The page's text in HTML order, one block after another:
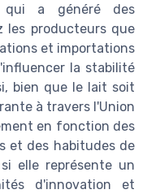
qui a généré des
producteurs que
et importations
la stabilité
bien que le lait soit
à travers l'Union
en fonction des
et des habitudes de
elle représente un
d'innovation et